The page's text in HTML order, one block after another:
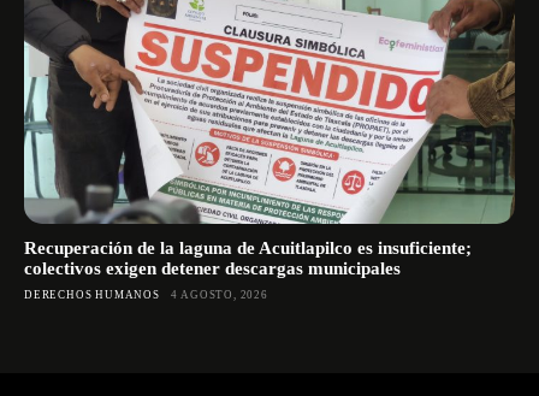
Recuperación de la laguna de Acuitlapilco es insuficiente;
colectivos exigen detener descargas municipales
DERECHOS HUMANOS 4 AGOSTO, 2026